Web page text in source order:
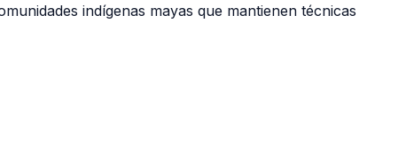
indígenas mayas que mantienen técnicas